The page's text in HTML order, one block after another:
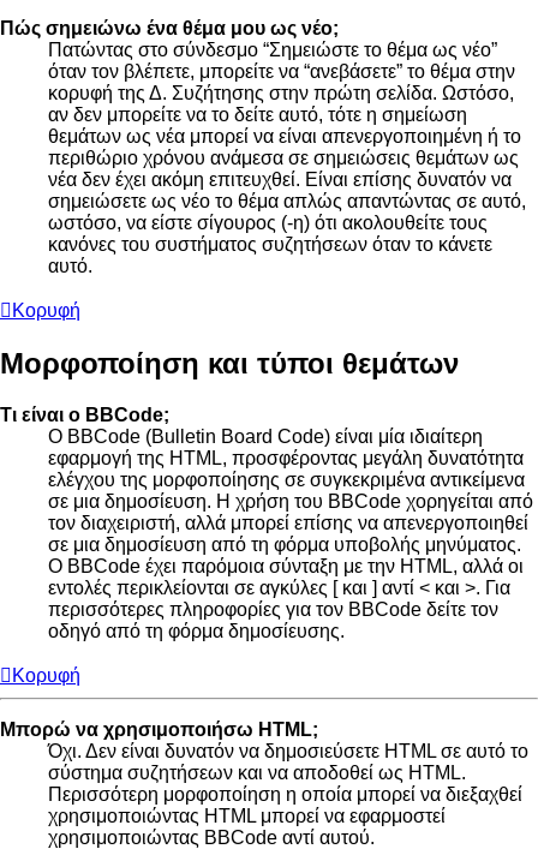
Πώς σημειώνω ένα θέμα μου ως νέο;
Πατώντας στο σύνδεσμο “Σημειώστε το θέμα ως νέο”
όταν τον βλέπετε, μπορείτε να “ανεβάσετε” το θέμα στην
κορυφή της Δ. Συζήτησης στην πρώτη σελίδα. Ωστόσο,
αν δεν μπορείτε να το δείτε αυτό, τότε η σημείωση
θεμάτων ως νέα μπορεί να είναι απενεργοποιημένη ή το
περιθώριο χρόνου ανάμεσα σε σημειώσεις θεμάτων ως
νέα δεν έχει ακόμη επιτευχθεί. Είναι επίσης δυνατόν να
σημειώσετε ως νέο το θέμα απλώς απαντώντας σε αυτό,
ωστόσο, να είστε σίγουρος (-η) ότι ακολουθείτε τους
κανόνες του συστήματος συζητήσεων όταν το κάνετε
αυτό.
Κορυφή
Μορφοποίηση και τύποι θεμάτων
Τι είναι ο BBCode;
Ο BBCode (Bulletin Board Code) είναι μία ιδιαίτερη
εφαρμογή της HTML, προσφέροντας μεγάλη δυνατότητα
ελέγχου της μορφοποίησης σε συγκεκριμένα αντικείμενα
σε μια δημοσίευση. Η χρήση του BBCode χορηγείται από
τον διαχειριστή, αλλά μπορεί επίσης να απενεργοποιηθεί
σε μια δημοσίευση από τη φόρμα υποβολής μηνύματος.
Ο BBCode έχει παρόμοια σύνταξη με την HTML, αλλά οι
εντολές περικλείονται σε αγκύλες [ και ] αντί < και >. Για
περισσότερες πληροφορίες για τον BBCode δείτε τον
οδηγό από τη φόρμα δημοσίευσης.
Κορυφή
Μπορώ να χρησιμοποιήσω HTML;
Όχι. Δεν είναι δυνατόν να δημοσιεύσετε HTML σε αυτό το
σύστημα συζητήσεων και να αποδοθεί ως HTML.
Περισσότερη μορφοποίηση η οποία μπορεί να διεξαχθεί
χρησιμοποιώντας HTML μπορεί να εφαρμοστεί
χρησιμοποιώντας BBCode αντί αυτού.